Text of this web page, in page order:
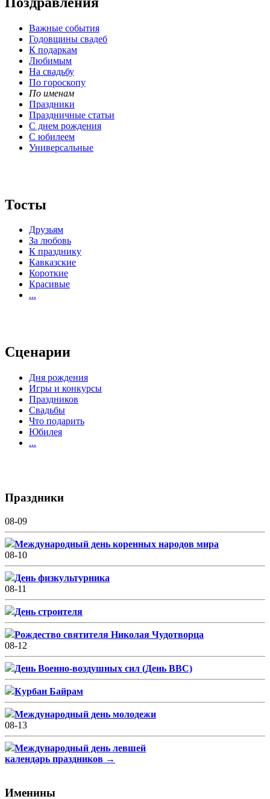
Важные события
Годовщины свадеб
К подаркам
Любимым
На свадьбу
По гороскопу
По именам
Праздники
Праздничные статьи
С днем рождения
С юбилеем
Универсальные
Тосты
Друзьям
За любовь
К празднику
Кавказские
Короткие
Красивые
...
Сценарии
Дня рождения
Игры и конкурсы
Праздников
Свадьбы
Что подарить
Юбилея
...
Праздники
08-09
Международный день коренных народов мира
08-10
День физкультурника
08-11
День строителя
Рождество святителя Николая Чудотворца
08-12
День Военно-воздушных сил (День ВВС)
Курбан Байрам
Международный день молодежи
08-13
Международный день левшей
календарь праздников →
Именины